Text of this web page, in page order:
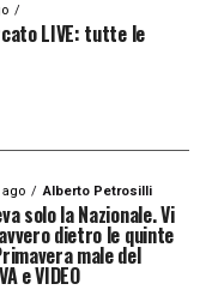
LIVE: tutte le
Alberto Petrosilli
solo la Nazionale. Vi
dietro le quinte
male del
e VIDEO